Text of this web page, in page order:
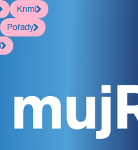
Krimi
Pořady